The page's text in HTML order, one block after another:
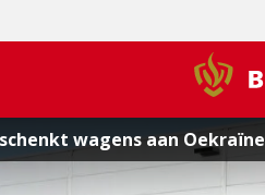
wagens aan Oekraïne